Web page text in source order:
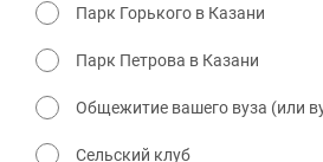
Парк Горького в Казани
Парк Петрова в Казани
Общежитие вашего вуза (или
Сельский клуб